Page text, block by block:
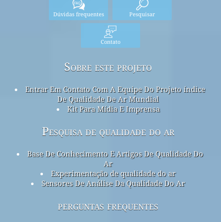
Dúvidas frequentes Pesquisar
Contato
Sobre este projeto
Entrar Em Contato Com A Equipe Do Projeto índice
De Qualidade De Ar Mundial
Kit Para Mídia E Imprensa
Pesquisa de qualidade do ar
Base De Conhecimento E Artigos De Qualidade Do
Ar
Experimentação de qualidade do ar
Sensores De Análise Da Qualidade Do Ar
perguntas frequentes